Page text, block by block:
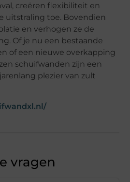
creëren flexibiliteit en
uitstraling toe. Bovendien
en verhogen ze de
Of je nu een bestaande
of een nieuwe overkapping
schuifwanden zijn een
plezier van zult
vragen